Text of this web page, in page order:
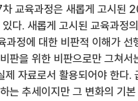
차 교육과정은 새롭게 고시
다. 새롭게 고시된 교육과정
정에 대한 비판적 이해가 선
판을 위한 비판으로만 그쳐서
자료로서 활용되어야 한다.
는 추세이지만 그 변화의 기